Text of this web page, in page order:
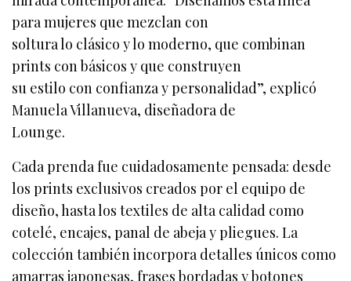
para mujeres que mezclan con
soltura lo clásico y lo moderno, que combinan
prints con básicos y que construyen
su estilo con confianza y personalidad”, explicó
Manuela Villanueva, diseñadora de
Lounge.
Cada prenda fue cuidadosamente pensada: desde
los prints exclusivos creados por el equipo de
diseño, hasta los textiles de alta calidad como
cotelé, encajes, panal de abeja y pliegues. La
colección también incorpora detalles únicos como
amarras japonesas, frases bordadas y botones